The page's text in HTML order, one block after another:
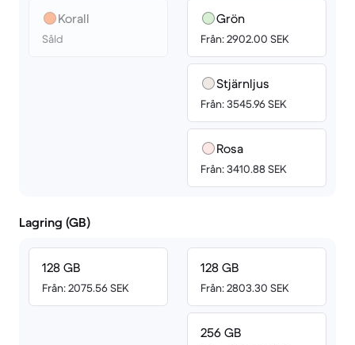
Korall
Såld
Grön
Från: 2902.00 SEK
Stjärnljus
Från: 3545.96 SEK
Rosa
Från: 3410.88 SEK
Lagring (GB)
128 GB
Från: 2075.56 SEK
128 GB
Från: 2803.30 SEK
256 GB